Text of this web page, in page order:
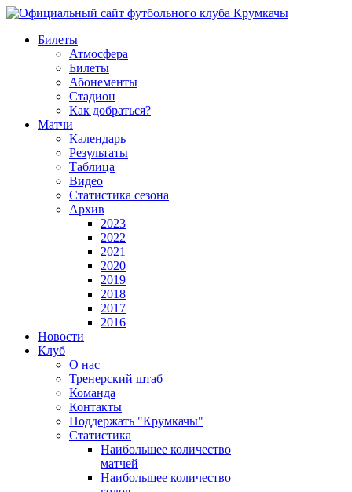
Билеты
Атмосфера
Билеты
Абонементы
Стадион
Как добраться?
Матчи
Календарь
Результаты
Таблица
Видео
Статистика сезона
Архив
2023
2022
2021
2020
2019
2018
2017
2016
Новости
Клуб
О нас
Тренерский штаб
Команда
Контакты
Поддержать "Крумкачы"
Статистика
Наибольшее количество
матчей
Наибольшее количество